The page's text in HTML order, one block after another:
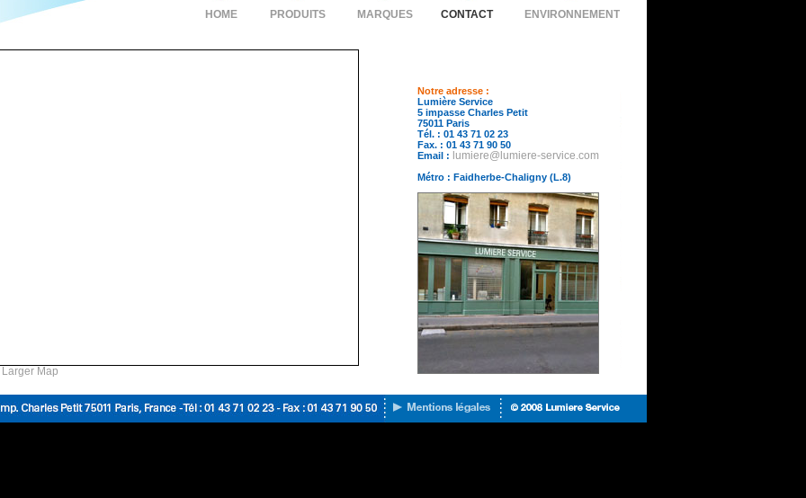
HOME PRODUITS MARQUES CONTACT ENVIRONNEMENT
Map
Notre adresse :
Lumière Service
5 impasse Charles Petit
75011 Paris
Tél. : 01 43 71 02 23
Fax. : 01 43 71 90 50
Email :
lumiere@lumiere-service.com
Métro : Faidherbe-Chaligny (L.8)